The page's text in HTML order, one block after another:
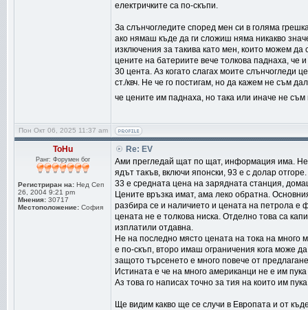
електричките са по-скъпи.
За слънчогледите според мен си в голяма
ако нямаш къде да ги сложиш няма никакво
изключения за такива като мен, които можем
цените на батериите вече толкова паднаха,
30 цента. Аз когато слагах моите слънчогледи
ст./квч. Не че го постигам, но да кажем не съм
че цените им паднаха, но така или иначе не
Пон Окт 06, 2025 11:37 am
ToHu
Ранг: Форумен бог
Регистриран на: Нед Сеп
26, 2004 9:21 pm
Мнения: 30717
Местоположение: София
Re: EV
Ами прегледай щат по щат, информация има. Не
ядът такъв, включи японски, 93 е с долар отгоре.
33 е средната цена на зарядната станция,
Цените връзка имат, ама леко обратна.
разбира се и наличието и цената на петрола е
цената не е толкова ниска. Отделно това са
изплатили отдавна.
Не на последно място цената на тока на много
е по-скъп, второ имаш ограничения кога може
защото търсенето е много повече от
Истината е че на много американци не е им
Аз това го написах точно за тия на които им
Ще видим какво ще се случи в Европата и от